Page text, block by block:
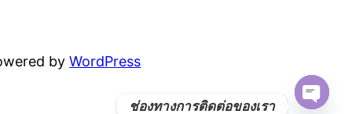
byWordPress
ช่องทางการติดต่อของเรา